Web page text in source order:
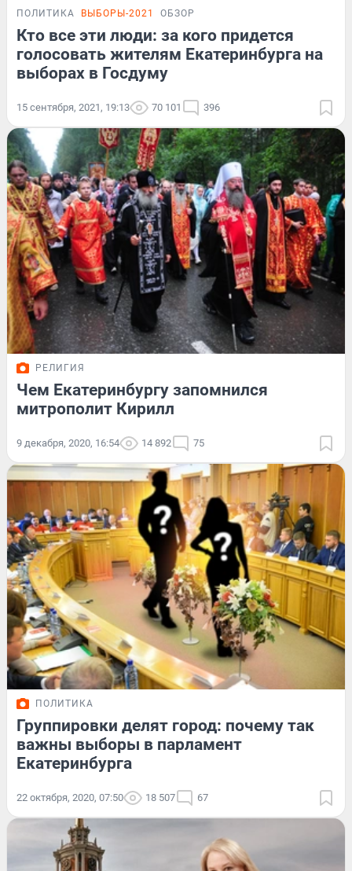
ПОЛИТИКА ВЫБОРЫ-2021 ОБЗОР
Кто все эти люди: за кого придется
голосовать жителям Екатеринбурга на
выборах в Госдуму
15 сентября, 2021, 19:13 70 101 396
РЕЛИГИЯ
Чем Екатеринбургу запомнился
митрополит Кирилл
9 декабря, 2020, 16:54 14 892 75
ПОЛИТИКА
Группировки делят город: почему так
важны выборы в парламент
Екатеринбурга
22 октября, 2020, 07:50 18 507 67